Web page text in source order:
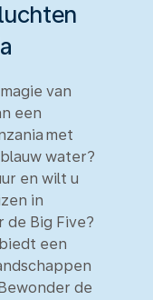
van
een
met
water?
en wilt u
in
de Big Five?
een
de